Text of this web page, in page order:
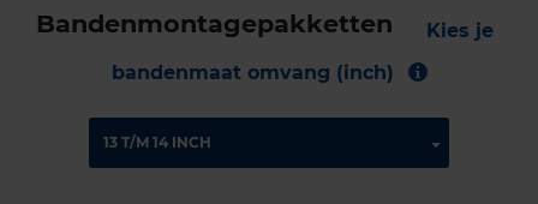
Bandenmontagepakketten
Kies je
bandenmaat omvang (inch)